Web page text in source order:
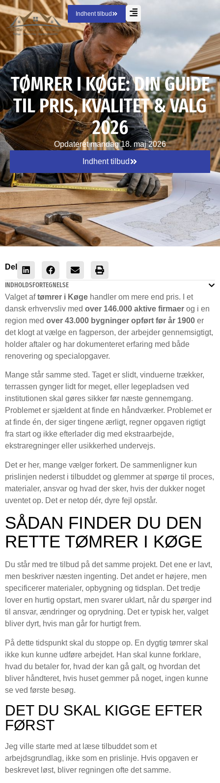
Indhent tilbud
TØMRER I KØGE: DIN GUIDE
TIL PRIS, KVALITET & VALG
2026
Opdateret mandag 18. maj 2026
Indhent tilbud
Del
INDHOLDSFORTEGNELSE
Valget aftømrer i Køge handler om mere end pris. I et
dansk erhvervsliv med over 146.000 aktive firmaer og i en
region med over 43.000 bygninger opført før år 1900 er
det klogt at vælge en fagperson, der arbejder gennemsigtigt,
holder aftaler og har dokumenteret erfaring med både
renovering og specialopgaver.
Mange står samme sted. Taget er slidt, vinduerne trækker,
terrassen gynger lidt for meget, eller legepladsen ved
institutionen skal gøres sikker før næste gennemgang.
Problemet er sjældent at finde en håndværker. Problemet er
at finde én, der siger tingene ærligt, regner opgaven rigtigt
fra start og ikke efterlader dig med ekstraarbejde,
ekstraregninger eller usikkerhed undervejs.
Det er her, mange vælger forkert. De sammenligner kun
prislinjen nederst i tilbuddet og glemmer at spørge til proces,
materialer, ansvar og hvad der sker, hvis der dukker noget
uventet op. Det er netop dér, dyre fejl opstår.
SÅDAN FINDER DU DEN
RETTE TØMRER I KØGE
Du står med tre tilbud på det samme projekt. Det ene er lavt,
men beskriver næsten ingenting. Det andet er højere, men
specificerer materialer, opbygning og tidsplan. Det tredje
lover en hurtig opstart, men svarer uklart, når du spørger ind
til ansvar, ændringer og oprydning. Det er typisk her, valget
bliver dyrt, hvis man går for hurtigt frem.
På dette tidspunkt skal du stoppe op. En dygtig tømrer skal
ikke kun kunne udføre arbejdet. Han skal kunne forklare,
hvad du betaler for, hvad der kan gå galt, og hvordan det
bliver håndteret, hvis huset gemmer på noget, ingen kunne
se ved første besøg.
DET DU SKAL KIGGE EFTER
FØRST
Jeg ville starte med at læse tilbuddet som et
arbejdsgrundlag, ikke som en prislinje. Hvis opgaven er
beskrevet løst, bliver regningen ofte det samme.